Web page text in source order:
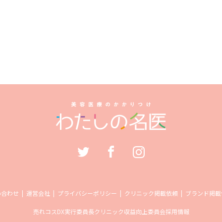
わせ 運営会社 プライバシーポリシー クリニック掲載依頼 ブランド掲
売れコスDX実行委員長クリニック収益向上委員会採用情報